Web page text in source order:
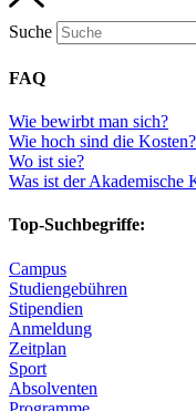
Suche
FAQ
Wie bewirbt man sich?
Wie hoch sind die Kosten?
Wo ist sie?
Was ist der Akademische
Top-Suchbegriffe:
Campus
Studiengebühren
Stipendien
Anmeldung
Zeitplan
Sport
Absolventen